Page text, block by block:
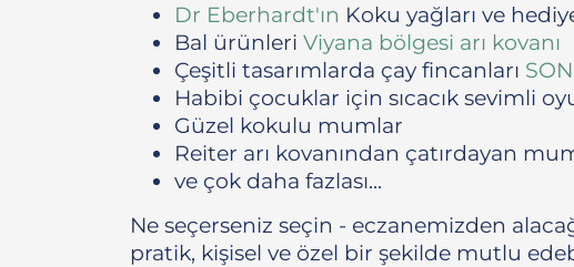
Dr Eberhardt'ın Koku yağları ve
Bal ürünleri Viyana bölgesi arı kovanı
Çeşitli tasarımlarda çay fincanları
Habibi çocuklar için sıcacık sevimli
Güzel kokulu mumlar
Reiter arı kovanından çatırdayan
ve çok daha fazlası...
Ne seçerseniz seçin - eczanemizden
pratik, kişisel ve özel bir şekilde mutlu